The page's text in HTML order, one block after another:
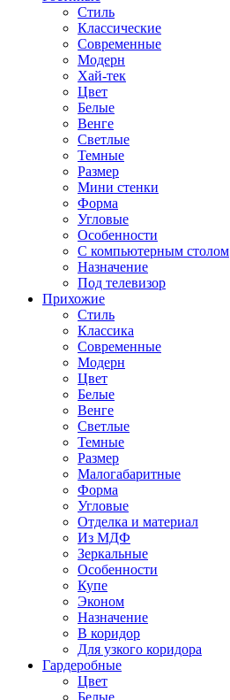
Стиль
Классические
Современные
Модерн
Хай-тек
Цвет
Белые
Венге
Светлые
Темные
Размер
Мини стенки
Форма
Угловые
Особенности
С компьютерным столом
Назначение
Под телевизор
Прихожие
Стиль
Классика
Современные
Модерн
Цвет
Белые
Венге
Светлые
Темные
Размер
Малогабаритные
Форма
Угловые
Отделка и материал
Из МДФ
Зеркальные
Особенности
Купе
Эконом
Назначение
В коридор
Для узкого коридора
Гардеробные
Цвет
Белые